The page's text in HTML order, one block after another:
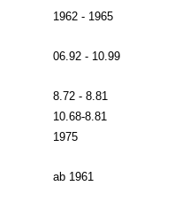
1962 - 1965
06.92 - 10.99
8.72 - 8.81
10.68-8.81
1975
ab 1961